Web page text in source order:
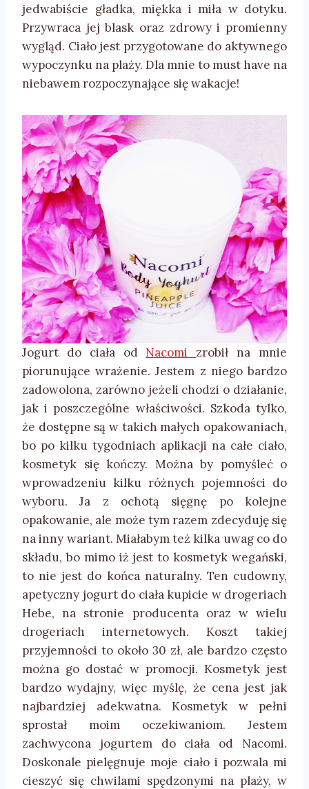
jedwabiście gładka, miękka i miła w dotyku.
Przywraca jej blask oraz zdrowy i promienny
wygląd. Ciało jest przygotowane do aktywnego
wypoczynku na plaży. Dla mnie to must have na
niebawem rozpoczynające się wakacje!
Jogurt do ciała od Nacomi zrobił na mnie
piorunujące wrażenie. Jestem z niego bardzo
zadowolona, zarówno jeżeli chodzi o działanie,
jak i poszczególne właściwości. Szkoda tylko,
że dostępne są w takich małych opakowaniach,
bo po kilku tygodniach aplikacji na całe ciało,
kosmetyk się kończy. Można by pomyśleć o
wprowadzeniu kilku różnych pojemności do
wyboru. Ja z ochotą sięgnę po kolejne
opakowanie, ale może tym razem zdecyduję się
na inny wariant. Miałabym też kilka uwag co do
składu, bo mimo iż jest to kosmetyk wegański,
to nie jest do końca naturalny. Ten cudowny,
apetyczny jogurt do ciała kupicie w drogeriach
Hebe, na stronie producenta oraz w wielu
drogeriach internetowych. Koszt takiej
przyjemności to około 30 zł, ale bardzo często
można go dostać w promocji. Kosmetyk jest
bardzo wydajny, więc myślę, że cena jest jak
najbardziej adekwatna. Kosmetyk w pełni
sprostał moim oczekiwaniom. Jestem
zachwycona jogurtem do ciała od Nacomi.
Doskonale pielęgnuje moje ciało i pozwala mi
cieszyć się chwilami spędzonymi na plaży, w